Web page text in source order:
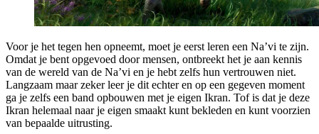
Voor je het tegen hen opneemt, moet je eerst leren een Na’vi te zijn.
Omdat je bent opgevoed door mensen, ontbreekt het je aan kennis
van de wereld van de Na’vi en je hebt zelfs hun vertrouwen niet.
Langzaam maar zeker leer je dit echter en op een gegeven moment
ga je zelfs een band opbouwen met je eigen Ikran. Tof is dat je deze
Ikran helemaal naar je eigen smaakt kunt bekleden en kunt voorzien
van bepaalde uitrusting.